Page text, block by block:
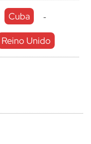
Cuba -
Reino Unido